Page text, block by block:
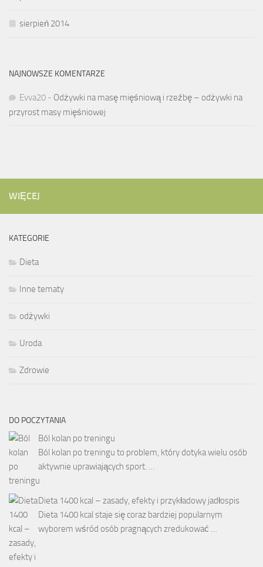
sierpień 2014
NAJNOWSZE KOMENTARZE
Evva20 - Odżywki na masę mięśniową i rzeźbę – odżywki na
przyrost masy mięśniowej
WIĘCEJ
KATEGORIE
Dieta
Inne tematy
odżywki
Uroda
Zdrowie
DO POCZYTANIA
Ból kolan po treningu
Ból kolan po treningu to problem, który dotyka wielu osób
aktywnie uprawiających sport. …
Dieta 1400 kcal – zasady, efekty i przykładowy jadłospis
Dieta 1400 kcal staje się coraz bardziej popularnym
wyborem wśród osób pragnących zredukować …